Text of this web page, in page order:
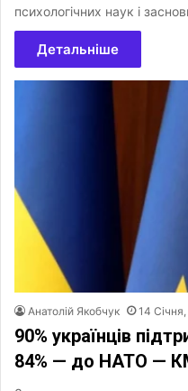
психологічних наук і
Детальніше
Анатолій Якобчук 14
90% українців
84% — до НАТО —